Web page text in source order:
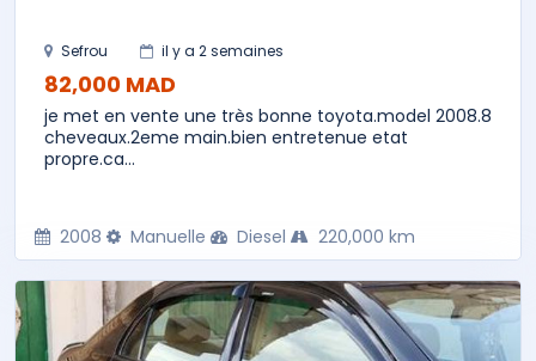
Sefrou il y a 2 semaines
82,000 MAD
je met en vente une très bonne toyota.model 2008.8
cheveaux.2eme main.bien entretenue etat
propre.ca...
2008 Manuelle Diesel 220,000 km